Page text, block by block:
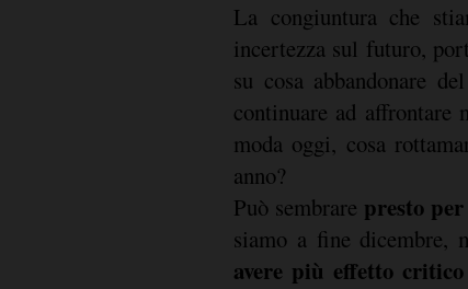
La congiuntura che
incertezza sul futuro,
su cosa abbandonare
continuare ad
moda oggi, cosa
anno?
Può sembrare presto
siamo a fine dicembre,
avere più effetto